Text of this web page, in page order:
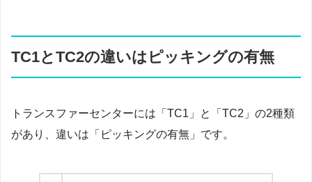
TC1とTC2の違いはピッキングの有無
トランスファーセンターには「TC1」と「TC2」の2種類
があり、違いは「ピッキングの有無」です。